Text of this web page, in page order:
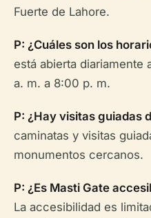
Fuerte de Lahore.
P: ¿Cuáles son los
está abierta diariamente
a. m. a 8:00 p. m.
P: ¿Hay visitas guiadas
caminatas y visitas
monumentos cercanos.
P: ¿Es Masti Gate
La accesibilidad es